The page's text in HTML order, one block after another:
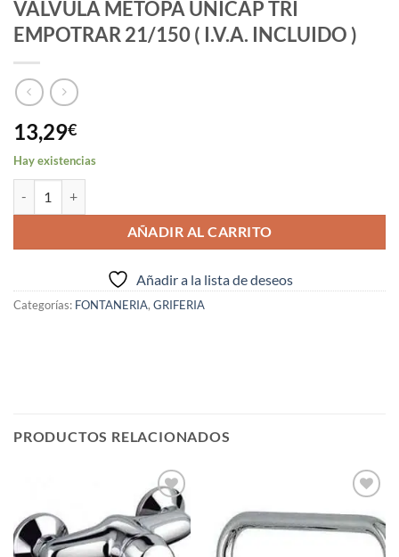
VALVULA METOPA UNICAP TRI
EMPOTRAR 21/150 ( I.V.A. INCLUIDO )
13,29€
Hay existencias
AÑADIR AL CARRITO
Añadir a la lista de deseos
Categorías: FONTANERIA, GRIFERIA
PRODUCTOS RELACIONADOS
Añadir
a la
lista de
deseos
a la
lista de